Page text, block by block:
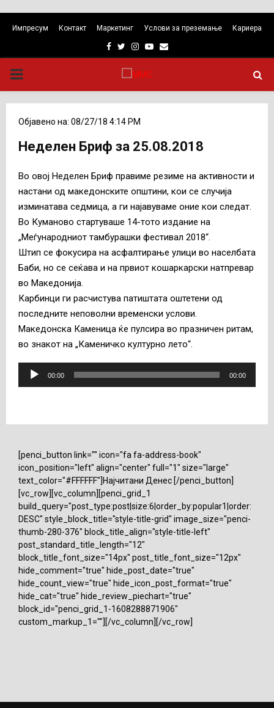
Импресум Контакт Маркетинг Услови за преземање Кариера
Facebook
TwitterInstagram
Youtube
Email
PRIMARY
MENU
Објавено на: 08/27/18 4:14 PM
Неделен Бриф за 25.08.2018
Во овој Неделен Бриф правиме резиме на активности и
настани од македонските општини, кои се случија
изминатава седмица, а ги најавуваме оние кои следат.
Во Куманово стартуваше 14-тото издание на
„Меѓународниот тамбурашки фестивал 2018“.
Штип се фокусира на асфалтирање улици во населбата
Баби, но се сеќава и на првиот кошаркарски натпревар
во Македонија.
Карбинци ги расчистува патиштата оштетени од
последните неповолни временски услови.
Македонска Каменица ќе пулсира во празничен ритам,
во знакот на „Каменичко културно лето“.
л
е
ј
е
р
00:00 00:00
[penci_button link="" icon="fa fa-address-book"
icon_position="left" align="center" full="1" size="large"
text_color="#FFFFFF"]Најчитани Денес [/penci_button]
[vc_row][vc_column][penci_grid_1
build_query="post_type:post|size:6|order_by:popular1|order:
DESC" style_block_title="style-title-grid" image_size="penci-
thumb-280-376" block_title_align="style-title-left"
post_standard_title_length="12"
block_title_font_size="14px" post_title_font_size="12px"
hide_comment="true" hide_post_date="true"
hide_count_view="true" hide_icon_post_format="true"
hide_cat="true" hide_review_piechart="true"
block_id="penci_grid_1-1608288871906"
custom_markup_1=""][/vc_column][/vc_row]